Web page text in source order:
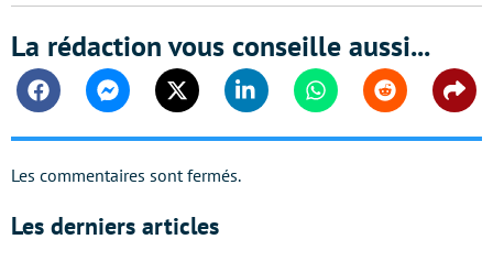
La rédaction vous conseille aussi...
FacebookMessengerTwitter Linkedin WhatsappReddit
Les commentaires sont fermés.
Les derniers articles